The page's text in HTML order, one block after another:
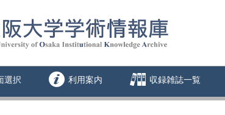
選択 利用案内 収録雑誌一覧